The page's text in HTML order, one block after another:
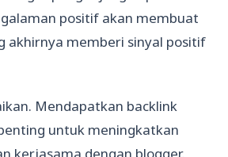
positif akan membuat
akhirnya memberi sinyal positif
Mendapatkan backlink
untuk meningkatkan